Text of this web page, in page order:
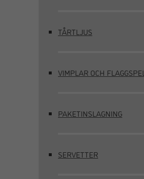
TÅRTLJUS
VIMPLAR OCH FLAGGSPEL
PAKETINSLAGNING
SERVETTER